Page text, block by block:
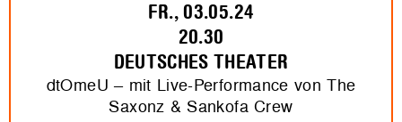
FR., 03.05.24
20.30
DEUTSCHES THEATER
dtOmeU – mit Live-Performance von The
Saxonz & Sankofa Crew